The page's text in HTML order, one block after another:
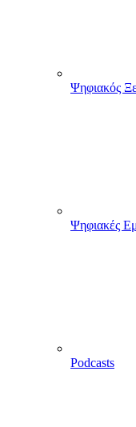
Ψηφιακός
Ψηφιακές
Podcasts